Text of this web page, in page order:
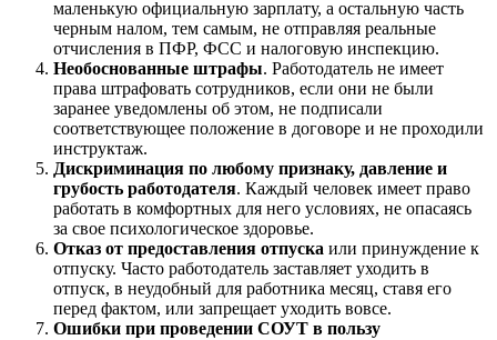
маленькую официальную зарплату, а остальную часть
черным налом, тем самым, не отправляя реальные
отчисления в ПФР, ФСС и налоговую инспекцию.
Необоснованные штрафы. Работодатель не имеет
права штрафовать сотрудников, если они не были
заранее уведомлены об этом, не подписали
соответствующее положение в договоре и не проходили
инструктаж.
Дискриминация по любому признаку, давление и
грубость работодателя. Каждый человек имеет право
работать в комфортных для него условиях, не опасаясь
за свое психологическое здоровье.
Отказ от предоставления отпуска или принуждение к
отпуску. Часто работодатель заставляет уходить в
отпуск, в неудобный для работника месяц, ставя его
перед фактом, или запрещает уходить вовсе.
Ошибки при проведении СОУТ в пользу